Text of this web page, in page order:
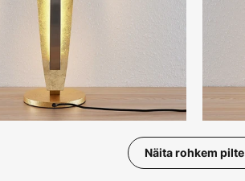
Näita rohkem pilte